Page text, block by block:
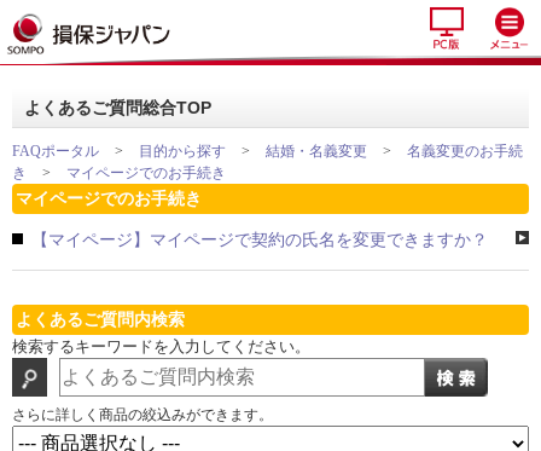
よくあるご質問総合TOP
FAQポータル > 目的から探す > 結婚・名義変更 >
名義変更のお手続
き
> マイページでのお手続き
マイページでのお手続き
【マイページ】マイページで契約の氏名を変更できますか？
よくあるご質問内検索
検索するキーワードを入力してください。
さらに詳しく商品の絞込みができます。